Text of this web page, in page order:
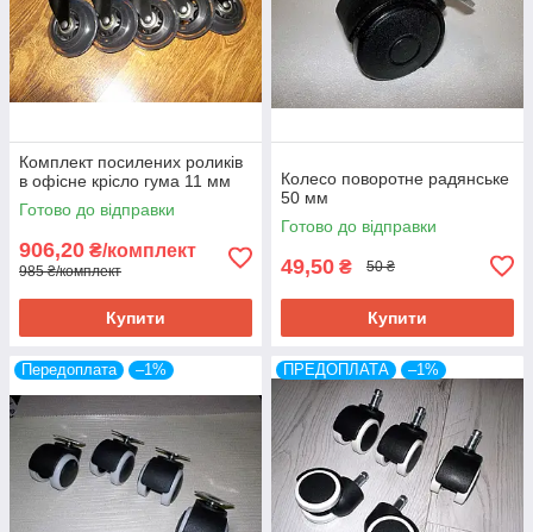
Комплект посилених роликів
в офісне крісло гума 11 мм
Готово до відправки
906,20 ₴/комплект
985 ₴/комплект
Купити
Колесо поворотне радянське
50 мм
Готово до відправки
49,50 ₴ 50 ₴
Купити
Передоплата –1% ПРЕДОПЛАТА –1%